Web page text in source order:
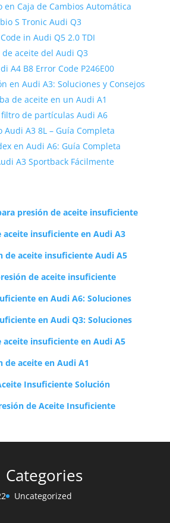
en Caja de Cambios Automática
S Tronic Audi Q3
in Audi Q5 2.0 TDI
aceite del Audi Q3
A4 B8 Error Code P246E00
en Audi A3: Soluciones y Consejos
de aceite en un Audi A1
de partículas Audi A6
A3 8L – Guía Completa
en Audi A6: Guía Completa
A3 Sportback Fácilmente
presión de aceite insuficiente
aceite insuficiente en Audi A3
de aceite insuficiente Audi A5
de aceite insuficiente
en Audi A6: Soluciones
en Audi Q3: Soluciones
aceite insuficiente en Audi A5
de aceite en Audi A1
Insuficiente Solución
de Aceite Insuficiente
Categories
Uncategorized